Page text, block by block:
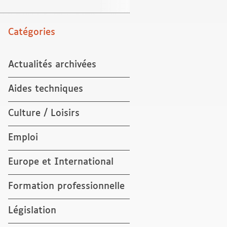
Catégories
Actualités archivées
Aides techniques
Culture / Loisirs
Emploi
Europe et International
Formation professionnelle
Législation